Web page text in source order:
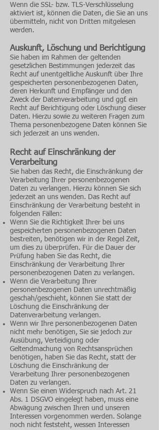
Wenn die SSL- bzw. TLS-Verschlüsselung
aktiviert ist, können die Daten, die Sie an uns
übermitteln, nicht von Dritten mitgelesen
werden.
Auskunft, Löschung und Berichtigung
Sie haben im Rahmen der geltenden
gesetzlichen Bestimmungen jederzeit das
Recht auf unentgeltliche Auskunft über Ihre
gespeicherten personenbezogenen Daten,
deren Herkunft und Empfänger und den
Zweck der Datenverarbeitung und ggf. ein
Recht auf Berichtigung oder Löschung dieser
Daten. Hierzu sowie zu weiteren Fragen zum
Thema personenbezogene Daten können Sie
sich jederzeit an uns wenden.
Recht auf Einschränkung der
Verarbeitung
Sie haben das Recht, die Einschränkung der
Verarbeitung Ihrer personenbezogenen
Daten zu verlangen. Hierzu können Sie sich
jederzeit an uns wenden. Das Recht auf
Einschränkung der Verarbeitung besteht in
folgenden Fällen:
Wenn Sie die Richtigkeit Ihrer bei uns
gespeicherten personenbezogenen Daten
bestreiten, benötigen wir in der Regel Zeit,
um dies zu überprüfen. Für die Dauer der
Prüfung haben Sie das Recht, die
Einschränkung der Verarbeitung Ihrer
personenbezogenen Daten zu verlangen.
Wenn die Verarbeitung Ihrer
personenbezogenen Daten unrechtmäßig
geschah/geschieht, können Sie statt der
Löschung die Einschränkung der
Datenverarbeitung verlangen.
Wenn wir Ihre personenbezogenen Daten
nicht mehr benötigen, Sie sie jedoch zur
Ausübung, Verteidigung oder
Geltendmachung von Rechtsansprüchen
benötigen, haben Sie das Recht, statt der
Löschung die Einschränkung der
Verarbeitung Ihrer personenbezogenen
Daten zu verlangen.
Wenn Sie einen Widerspruch nach Art. 21
Abs. 1 DSGVO eingelegt haben, muss eine
Abwägung zwischen Ihren und unseren
Interessen vorgenommen werden. Solange
noch nicht feststeht, wessen Interessen